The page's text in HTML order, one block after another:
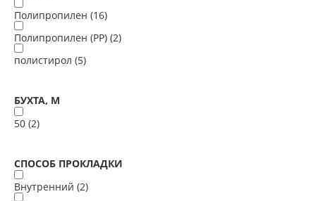
Полипропилен (16)
Полипропилен (PP) (2)
полистирол (5)
БУХТА, М
50 (2)
СПОСОБ ПРОКЛАДКИ
Внутренний (2)